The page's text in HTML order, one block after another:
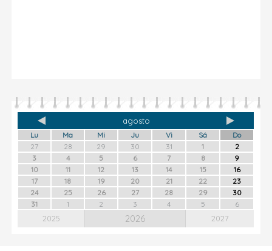
agosto
Lu Ma Mi Ju Vi Sá
Do
27
28 29 30 31 1
2
3
4 5 6 7 8
9
10
11 12 13 14 15
16
17
18 19 20 21 22
23
24
25 26 27 28 29
30
31
1 2 3 4 5 6
2025 2026 2027